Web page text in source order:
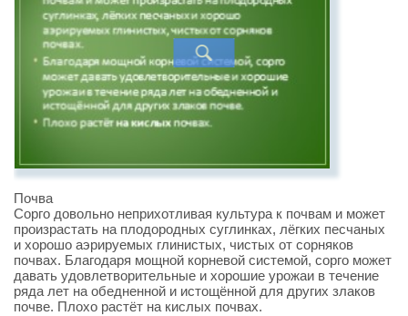
Почва
Сорго довольно неприхотливая культура к почвам и может
произрастать на плодородных суглинках, лёгких песчаных
и хорошо аэрируемых глинистых, чистых от сорняков
почвах. Благодаря мощной корневой системой, сорго может
давать удовлетворительные и хорошие урожаи в течение
ряда лет на обедненной и истощённой для других злаков
почве. Плохо растёт на кислых почвах.